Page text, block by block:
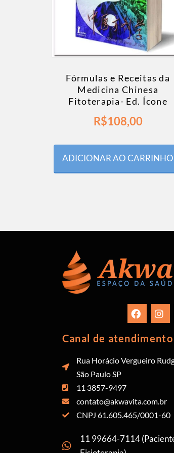
Fórmulas e Receitas da
Medicina Chinesa
Fitoterapia- Ed. Ícone
R$108,00
ADICIONAR AO CARRINHO
Canal de atendimento
Rua Horácio Vergueiro
São Paulo SP
11 3857-9497
contato@akwavita.com.br
CNPJ 61.605.465/0001-60
11 99664-7114